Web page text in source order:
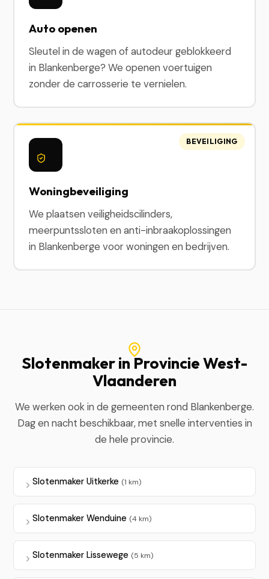
Auto openen
Sleutel in de wagen of autodeur geblokkeerd
in Blankenberge? We openen voertuigen
zonder de carrosserie te vernielen.
Woningbeveiliging
We plaatsen veiligheidscilinders,
meerpuntssloten en anti-inbraakoplossingen
in Blankenberge voor woningen en bedrijven.
BEVEILIGING
Slotenmaker in Provincie West-
Vlaanderen
We werken ook in de gemeenten rond Blankenberge.
Dag en nacht beschikbaar, met snelle interventies in
de hele provincie.
Slotenmaker Uitkerke (1 km)
Slotenmaker Wenduine (4 km)
Slotenmaker Lissewege (5 km)